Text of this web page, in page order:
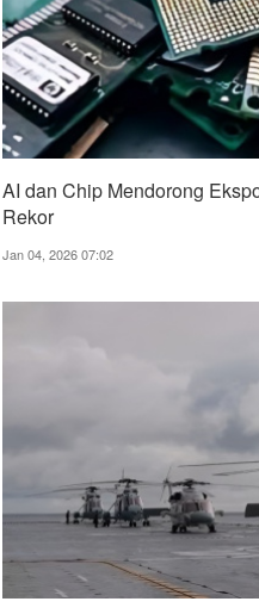
AI dan Chip Mendorong
Rekor
Jan 04, 2026 07:02